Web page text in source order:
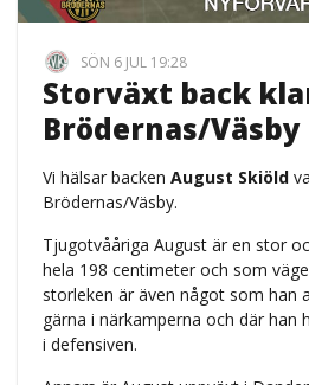
SÖN 6 JUL 19:28
Storväxt back
Brödernas/Väsby
Vi hälsar backen August Skiöld
Brödernas/Väsby.
Tjugotvååriga August är en stor
hela 198 centimeter och som
storleken är även något som han
gärna i närkamperna och där han
i defensiven.